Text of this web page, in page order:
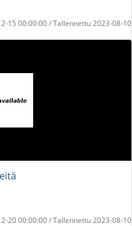
15 00:00:00 / Tallennettu 2023-08-10
20 00:00:00 / Tallennettu 2023-08-10